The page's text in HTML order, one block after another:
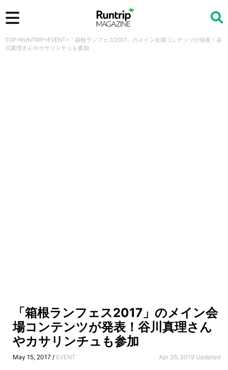
検索
TOP>RUNTRIP>EVENT> 「箱根ランフェス2017」のメイン会場コンテンツが発表！谷
川真理さんやカサリンチュも参加
「箱根ランフェス2017」のメイン会
場コンテンツが発表！谷川真理さん
やカサリンチュも参加
May 15, 2017 / EVENT Apr 26, 2019 Updated